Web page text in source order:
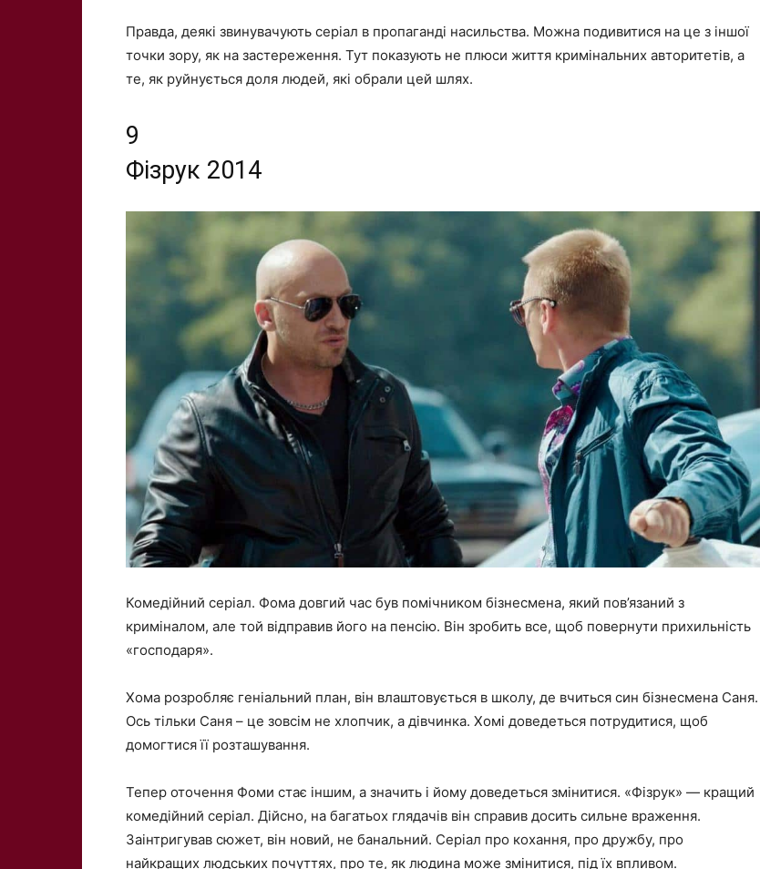
Правда, деякі звинувачують серіал в пропаганді насильства. Можна подивитися на це з іншої
точки зору, як на застереження. Тут показують не плюси життя кримінальних авторитетів, а
те, як руйнується доля людей, які обрали цей шлях.
9
Фізрук 2014
Комедійний серіал. Фома довгий час був помічником бізнесмена, який пов’язаний з
криміналом, але той відправив його на пенсію. Він зробить все, щоб повернути прихильність
«господаря».
Хома розробляє геніальний план, він влаштовується в школу, де вчиться син бізнесмена Саня.
Ось тільки Саня – це зовсім не хлопчик, а дівчинка. Хомі доведеться потрудитися, щоб
домогтися її розташування.
Тепер оточення Фоми стає іншим, а значить і йому доведеться змінитися. «Фізрук» — кращий
комедійний серіал. Дійсно, на багатьох глядачів він справив досить сильне враження.
Заінтригував сюжет, він новий, не банальний. Серіал про кохання, про дружбу, про
найкращих людських почуттях, про те, як людина може змінитися, під їх впливом.